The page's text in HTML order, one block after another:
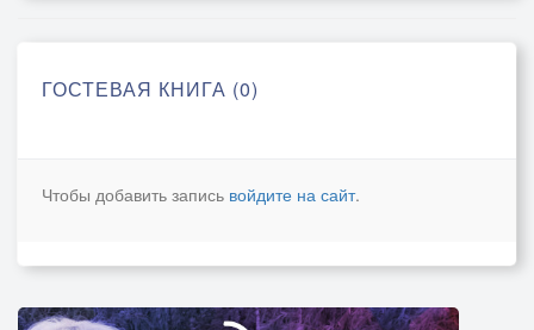
ГОСТЕВАЯ КНИГА (0)
Чтобы добавить запись войдите на сайт.